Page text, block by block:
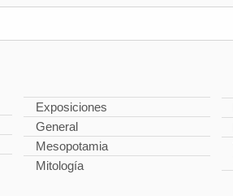
Exposiciones
General
Mesopotamia
Mitología